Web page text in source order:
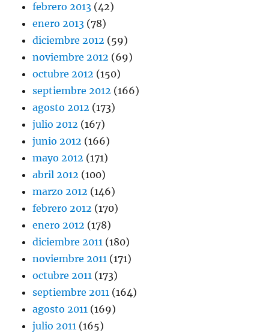
febrero 2013 (42)
enero 2013 (78)
diciembre 2012 (59)
noviembre 2012 (69)
octubre 2012 (150)
septiembre 2012 (166)
agosto 2012 (173)
julio 2012 (167)
junio 2012 (166)
mayo 2012 (171)
abril 2012 (100)
marzo 2012 (146)
febrero 2012 (170)
enero 2012 (178)
diciembre 2011 (180)
noviembre 2011 (171)
octubre 2011 (173)
septiembre 2011 (164)
agosto 2011 (169)
julio 2011 (165)